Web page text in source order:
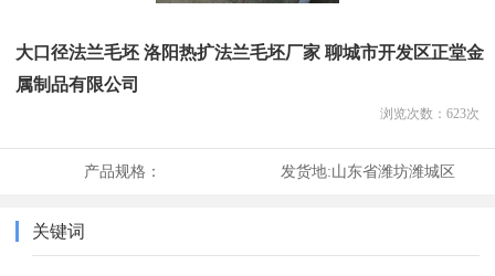
大口径法兰毛坯 洛阳热扩法兰毛坯厂家 聊城市开发区正堂金
属制品有限公司
浏览次数： 623次
产品规格： 发货地:山东省潍坊潍城区
关键词